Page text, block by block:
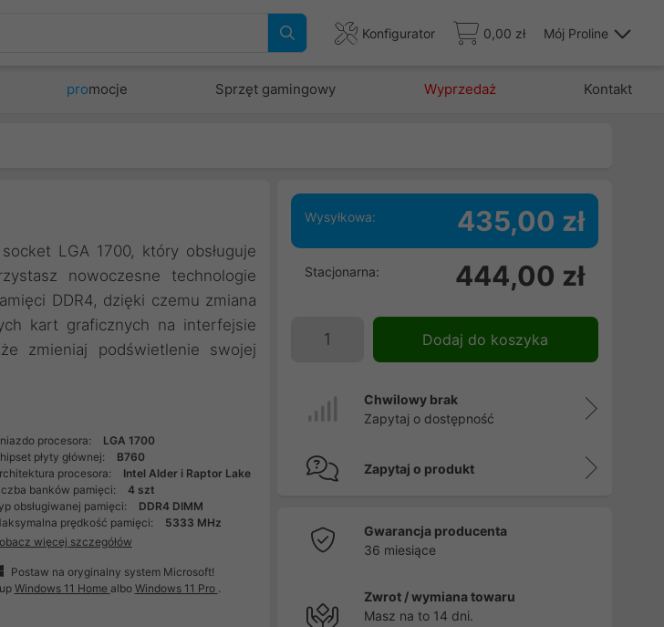
Konfigurator 0,00 zł Mój Proline
promocje Sprzęt gamingowy Wyprzedaż Kontakt
LGA 1700, który obsługuje
nowoczesne technologie
DDR4, dzięki czemu zmiana
kart graficznych na interfejsie
zmieniaj podświetlenie swojej
procesora:
LGA 1700
płyty głównej:
B760
procesora:
Intel Alder i Raptor Lake
banków pamięci:
4 szt
obsługiwanej pamięci:
DDR4 DIMM
prędkość pamięci:
5333 MHz
więcej szczegółów
Postaw na oryginalny system Microsoft!
Windows 11 Home albo Windows 11 Pro .
Wysyłkowa: 435,00 zł
Stacjonarna: 444,00 zł
Dodaj do koszyka
Chwilowy brak
Zapytaj o dostępność
Zapytaj o produkt
Gwarancja producenta
36 miesiące
Zwrot / wymiana towaru
Masz na to 14 dni.